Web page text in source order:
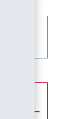
。
ーを「メー